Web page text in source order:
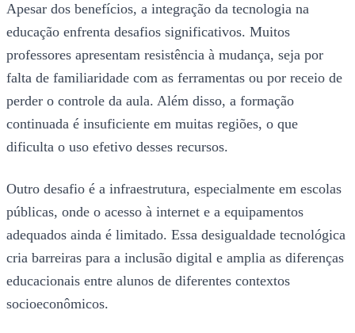
Apesar dos benefícios, a integração da tecnologia na
educação enfrenta desafios significativos. Muitos
professores apresentam resistência à mudança, seja por
falta de familiaridade com as ferramentas ou por receio de
perder o controle da aula. Além disso, a formação
continuada é insuficiente em muitas regiões, o que
dificulta o uso efetivo desses recursos.
Outro desafio é a infraestrutura, especialmente em escolas
públicas, onde o acesso à internet e a equipamentos
adequados ainda é limitado. Essa desigualdade tecnológica
cria barreiras para a inclusão digital e amplia as diferenças
educacionais entre alunos de diferentes contextos
socioeconômicos.